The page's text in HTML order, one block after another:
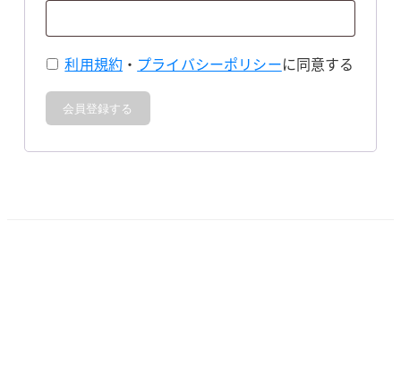
利用規約 ・ プライバシーポリシーに同意する
会員登録する